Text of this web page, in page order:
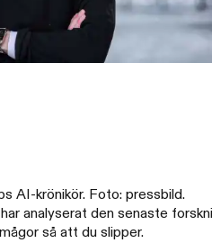
AI-krönikör. Foto: pressbild.
analyserat den senaste
så att du slipper.